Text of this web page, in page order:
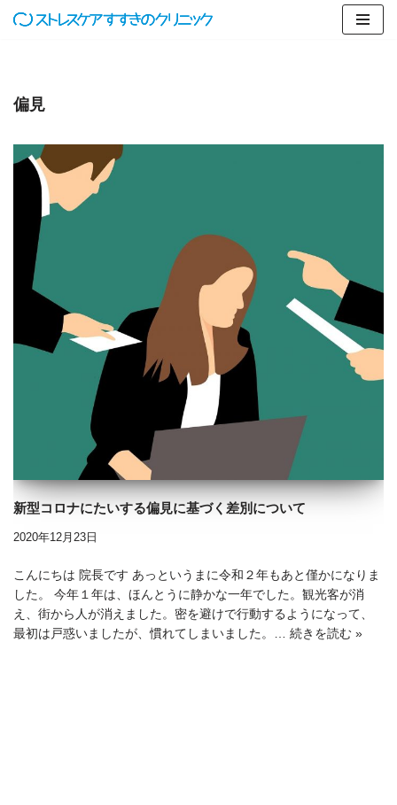
ン
へ
ス
偏見
新型コロナにたいする偏見に基づく差別について
2020年12月23日
こんにちは 院長です あっというまに令和２年もあと僅かになりま
した。 今年１年は、ほんとうに静かな一年でした。観光客が消
え、街から人が消えました。密を避けで行動するようになって、
最初は戸惑いましたが、慣れてしまいました。… 続きを読む »